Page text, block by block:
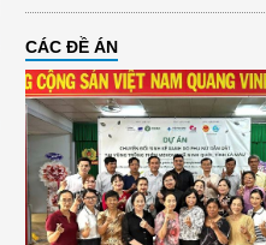
CÁC ĐỀ ÁN